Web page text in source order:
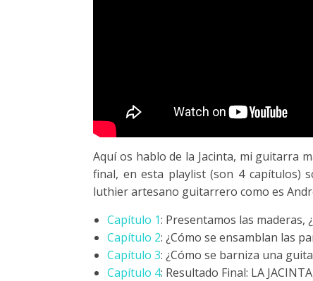
Aquí os hablo de la Jacinta, mi guitarra
final, en esta playlist (son 4 capítulos)
luthier artesano guitarrero como es
Capítulo 1: Presentamos las maderas,
Capítulo 2: ¿Cómo se ensamblan las
Capítulo 3: ¿Cómo se barniza una
Capítulo 4: Resultado Final: LA